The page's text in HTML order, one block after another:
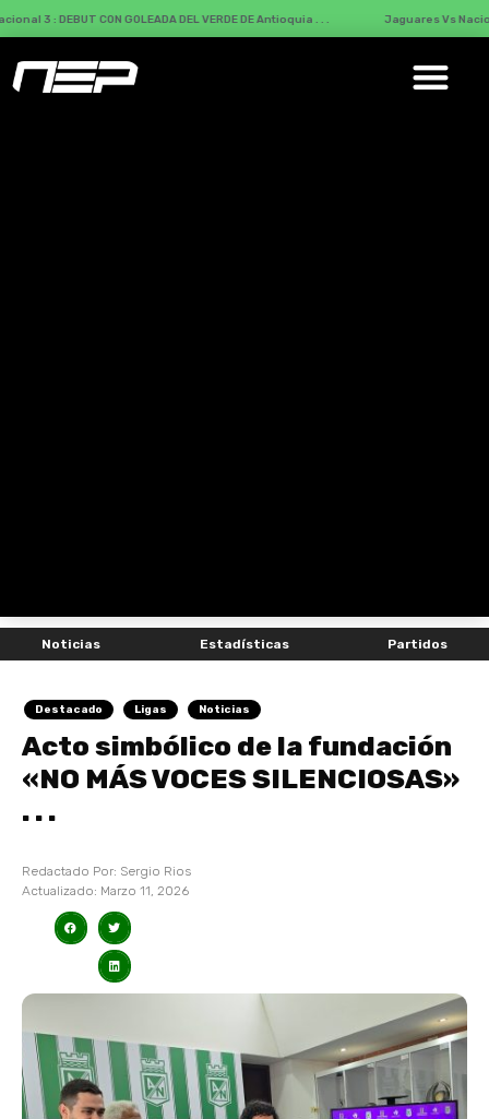
CON GOLEADA DEL VERDE DE Antioquia . . . Jaguares Vs Nacional :
Noticias Estadísticas Partidos
Destacado Ligas Noticias
Acto simbólico de la fundación
«NO MÁS VOCES SILENCIOSAS»
. . .
Redactado Por: Sergio Rios
Actualizado: Marzo 11, 2026